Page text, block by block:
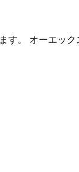
。 オーエッ